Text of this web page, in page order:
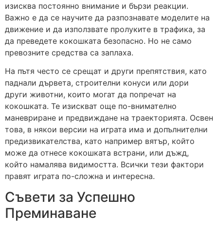
изисква постоянно внимание и бързи реакции.
Важно е да се научите да разпознавате моделите на
движение и да използвате пролуките в трафика, за
да преведете кокошката безопасно. Но не само
превозните средства са заплаха.
На пътя често се срещат и други препятствия, като
паднали дървета, строителни конуси или дори
други животни, които могат да попречат на
кокошката. Те изискват още по-внимателно
маневриране и предвиждане на траекторията. Освен
това, в някои версии на играта има и допълнителни
предизвикателства, като например вятър, който
може да отнесе кокошката встрани, или дъжд,
който намалява видимостта. Всички тези фактори
правят играта по-сложна и интересна.
Съвети за Успешно
Преминаване